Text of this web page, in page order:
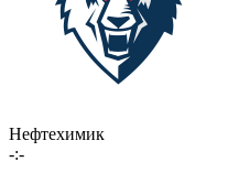
Нефтехимик
-:-